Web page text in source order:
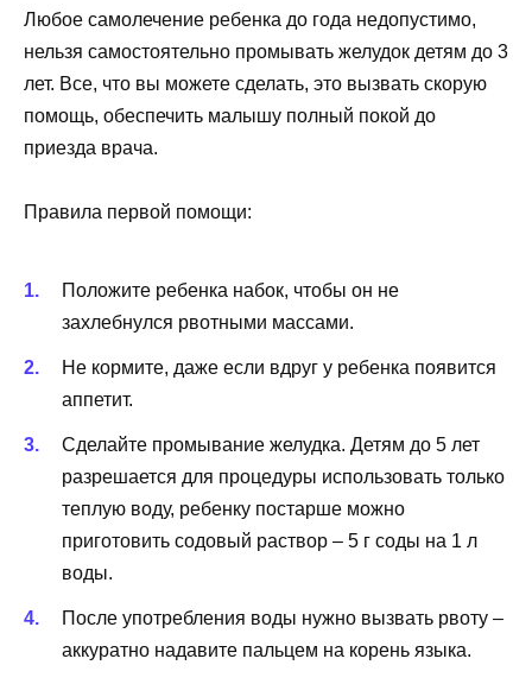
Любое самолечение ребенка до года недопустимо,
нельзя самостоятельно промывать желудок детям до 3
лет. Все, что вы можете сделать, это вызвать скорую
помощь, обеспечить малышу полный покой до
приезда врача.
Правила первой помощи:
Положите ребенка набок, чтобы он не
захлебнулся рвотными массами.
Не кормите, даже если вдруг у ребенка появится
аппетит.
Сделайте промывание желудка. Детям до 5 лет
разрешается для процедуры использовать только
теплую воду, ребенку постарше можно
приготовить содовый раствор – 5 г соды на 1 л
воды.
После употребления воды нужно вызвать рвоту –
аккуратно надавите пальцем на корень языка.